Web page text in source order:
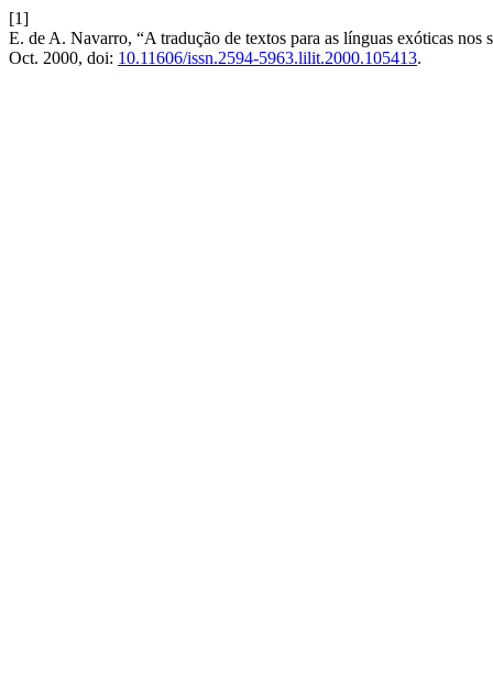
[1]
E. de A. Navarro, “A tradução de textos para as línguas exóticas
Oct. 2000, doi: 10.11606/issn.2594-5963.lilit.2000.105413.